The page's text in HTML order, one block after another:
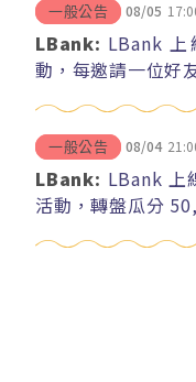
一般公告 08/05
LBank: LBank
動，每邀請一位好
一般公告 08/04
LBank: LBank 上
活動，轉盤瓜分